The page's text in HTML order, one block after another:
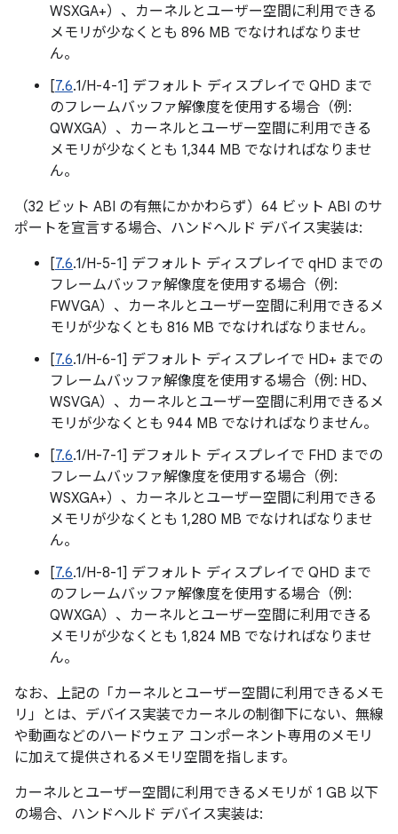
WSXGA+）、カーネルとユーザー空間に利用できる
メモリが少なくとも 896 MB でなければなりませ
ん。
[7.6.1/H-4-1] デフォルト ディスプレイで QHD まで
のフレームバッファ解像度を使用する場合（例:
QWXGA）、カーネルとユーザー空間に利用できる
メモリが少なくとも 1,344 MB でなければなりませ
ん。
（32 ビット ABI の有無にかかわらず）64 ビット ABI のサ
ポートを宣言する場合、ハンドヘルド デバイス実装は:
[7.6.1/H-5-1] デフォルト ディスプレイで qHD までの
フレームバッファ解像度を使用する場合（例:
FWVGA）、カーネルとユーザー空間に利用できるメ
モリが少なくとも 816 MB でなければなりません。
[7.6.1/H-6-1] デフォルト ディスプレイで HD+ までの
フレームバッファ解像度を使用する場合（例: HD、
WSVGA）、カーネルとユーザー空間に利用できるメ
モリが少なくとも 944 MB でなければなりません。
[7.6.1/H-7-1] デフォルト ディスプレイで FHD までの
フレームバッファ解像度を使用する場合（例:
WSXGA+）、カーネルとユーザー空間に利用できる
メモリが少なくとも 1,280 MB でなければなりませ
ん。
[7.6.1/H-8-1] デフォルト ディスプレイで QHD まで
のフレームバッファ解像度を使用する場合（例:
QWXGA）、カーネルとユーザー空間に利用できる
メモリが少なくとも 1,824 MB でなければなりませ
ん。
なお、上記の「カーネルとユーザー空間に利用できるメモ
リ」とは、デバイス実装でカーネルの制御下にない、無線
や動画などのハードウェア コンポーネント専用のメモリ
に加えて提供されるメモリ空間を指します。
カーネルとユーザー空間に利用できるメモリが 1 GB 以下
の場合、ハンドヘルド デバイス実装は: